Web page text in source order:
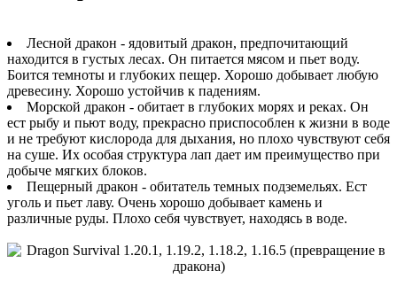
Лесной дракон - ядовитый дракон, предпочитающий
находится в густых лесах. Он питается мясом и пьет воду.
Боится темноты и глубоких пещер. Хорошо добывает любую
древесину. Хорошо устойчив к падениям.
Морской дракон - обитает в глубоких морях и реках. Он
ест рыбу и пьют воду, прекрасно приспособлен к жизни в воде
и не требуют кислорода для дыхания, но плохо чувствуют себя
на суше. Их особая структура лап дает им преимущество при
добыче мягких блоков.
Пещерный дракон - обитатель темных подземельях. Ест
уголь и пьет лаву. Очень хорошо добывает камень и
различные руды. Плохо себя чувствует, находясь в воде.